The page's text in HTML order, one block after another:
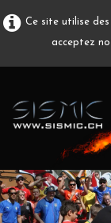
Ce site utilise
acceptez
ACCUEIL